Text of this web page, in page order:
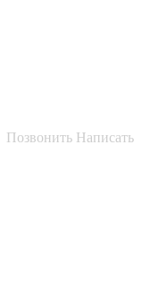
Позвонить Написать